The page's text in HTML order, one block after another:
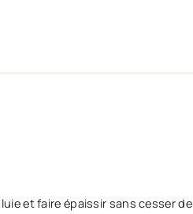
et faire épaissir sans cesser de